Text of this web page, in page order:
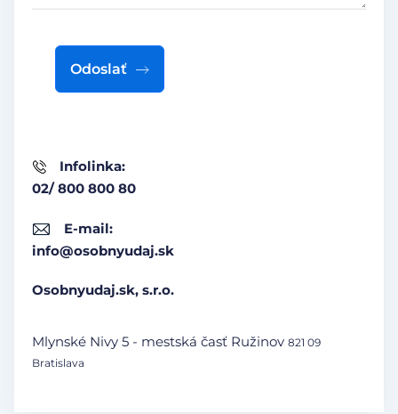
Infolinka:
02/ 800 800 80
E-mail:
info@osobnyudaj.sk
Osobnyudaj.sk, s.r.o.
Mlynské Nivy 5 - mestská časť Ružinov 821 09
Bratislava
Odoslať